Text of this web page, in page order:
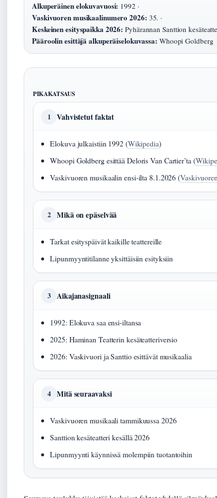
Alkuperäinen elokuvavuosi: 1992 ·
Vaskivuoren musikaalinumero 2026: 35. ·
Keskeinen esityspaikka 2026: Pyhärannan Santtion
Pääroolin esittäjä alkuperäiselokuvassa: Whoopi Goldberg
PIKAKATSAUS
1 Vahvistetut faktat
Elokuva julkaistiin 1992 (Wikipedia)
Whoopi Goldberg esittää Deloris Van Cartier’ta (
Vaskivuoren musikaalin ensi-ilta 8.1.2026 (
2 Mikä on epäselvää
Tarkat esityspäivät kaikille teattereille
Lipunmyyntitilanne yksittäisiin esityksiin
3 Aikajanasignaali
1992: Elokuva saa ensi-iltansa
2025: Haminan Teatterin kesäteatteriversio
2026: Vaskivuori ja Santtio esittävät musikaalia
4 Mitä seuraavaksi
Vaskivuoren musikaali tammikuussa 2026
Santtion kesäteatteri kesällä 2026
Lipunmyynti käynnissä molempiin tuotantoihin